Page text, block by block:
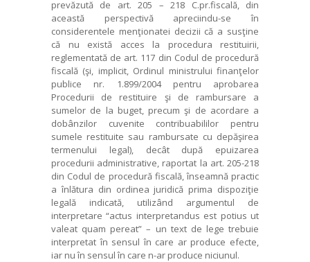
prevăzută de art. 205 – 218 C.pr.fiscală, din
această perspectivă apreciindu-se în
considerentele menţionatei decizii că a susţine
că nu există acces la procedura restituirii,
reglementată de art. 117 din Codul de procedură
fiscală (şi, implicit, Ordinul ministrului finanţelor
publice nr. 1.899/2004 pentru aprobarea
Procedurii de restituire şi de rambursare a
sumelor de la buget, precum şi de acordare a
dobânzilor cuvenite contribuabililor pentru
sumele restituite sau rambursate cu depăşirea
termenului legal), decât după epuizarea
procedurii administrative, raportat la art. 205-218
din Codul de procedură fiscală, înseamnă practic
a înlătura din ordinea juridică prima dispoziţie
legală indicată, utilizând argumentul de
interpretare “actus interpretandus est potius ut
valeat quam pereat” – un text de lege trebuie
interpretat în sensul în care ar produce efecte,
iar nu în sensul în care n-ar produce niciunul.